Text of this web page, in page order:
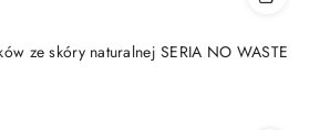
ze skóry naturalnej SERIA NO WASTE